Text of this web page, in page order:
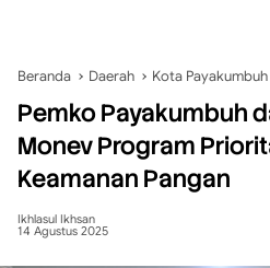
Beranda Daerah Kota Payakumbuh
Pemko Payakumbuh
Monev Program
Keamanan Pangan
Ikhlasul Ikhsan
14 Agustus 2025